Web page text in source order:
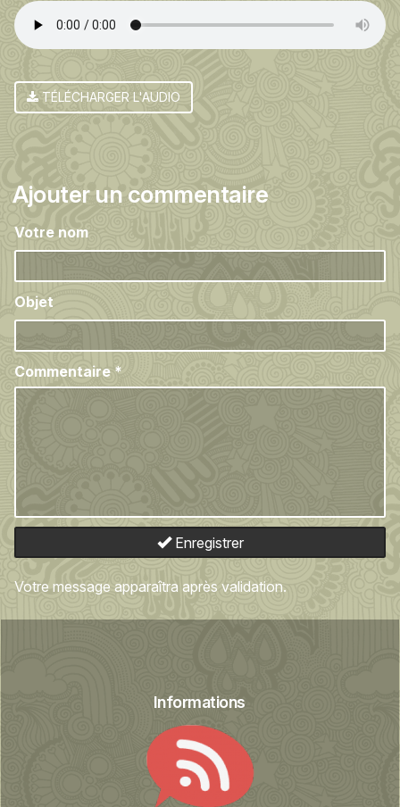
TÉLÉCHARGER L'AUDIO
Ajouter un commentaire
Votre nom
Objet
Commentaire *
Enregistrer
Votre message apparaîtra après validation.
Informations